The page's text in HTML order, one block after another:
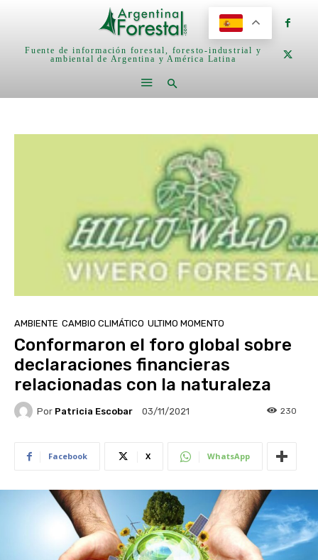
Fuente de información forestal, foresto-industrial y
ambiental de Argentina y América Latina
AMBIENTE CAMBIO CLIMÁTICO ULTIMO MOMENTO
Conformaron el foro global sobre
declaraciones financieras
relacionadas con la naturaleza
Por Patricia Escobar 03/11/2021 230
Facebook X WhatsApp